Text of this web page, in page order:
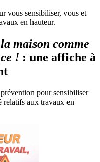
vous sensibiliser, vous et
en hauteur.
maison comme
! : une affiche à
pour sensibiliser
relatifs aux travaux en